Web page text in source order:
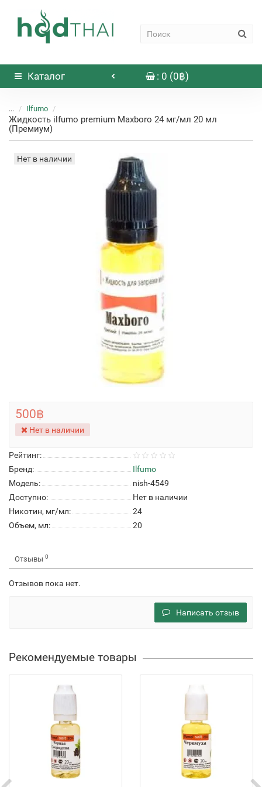
Каталог : 0 (0฿)
... Ilfumo
Жидкость ilfumo premium Maxboro 24 мг/мл 20 мл
(Премиум)
Нет в наличии
Рейтинг:
Бренд:
Ilfumo
Модель:
nish-4549
Доступно:
Нет в наличии
Никотин, мг/мл:
24
Объем, мл:
20
500฿
Нет в наличии
Отзывы 0
Отзывов пока нет.
Написать отзыв
Рекомендуемые товары